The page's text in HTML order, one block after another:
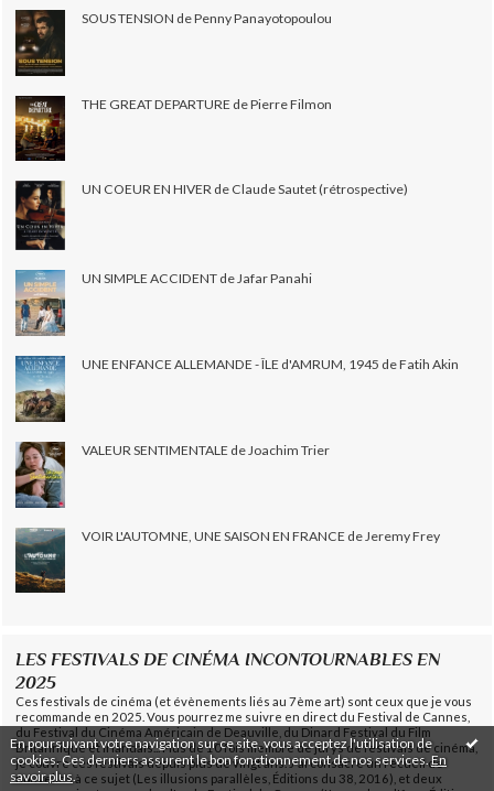
En poursuivant votre navigation sur ce site, vous acceptez l'utilisation de
cookies. Ces derniers assurent le bon fonctionnement de nos services.En
savoir plus
SOUS TENSION de Penny Panayotopoulou
THE GREAT DEPARTURE de Pierre Filmon
UN COEUR EN HIVER de Claude Sautet (rétrospective)
UN SIMPLE ACCIDENT de Jafar Panahi
UNE ENFANCE ALLEMANDE - ÎLE d'AMRUM, 1945 de Fatih Akin
VALEUR SENTIMENTALE de Joachim Trier
VOIR L'AUTOMNE, UNE SAISON EN FRANCE de Jeremy Frey
LES FESTIVALS DE CINÉMA INCONTOURNABLES EN
2025
Ces festivals de cinéma (et évènements liés au 7ème art) sont ceux que je vous
recommande en 2025. Vous pourrez me suivre en direct du Festival de Cannes,
du Festival du Cinéma Américain de Deauville, du Dinard Festival du Film
Britannique et Irlandais... Plus de 10 fois membre de jurys de festivals de cinéma,
je couvre ces festivals depuis plus de vingt ans. J'ai consacré un recueil de
nouvelles à ce sujet (Les illusions parallèles, Éditions du 38, 2016), et deux